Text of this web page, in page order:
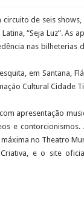
um erro, veja o jeito
da rede estadual SP
de seis
“Seja Luz”. As
nas bilheterias
em Santana,
Cultural Cidade
apresentação
e contorcionismos.
no Theatro
e o site